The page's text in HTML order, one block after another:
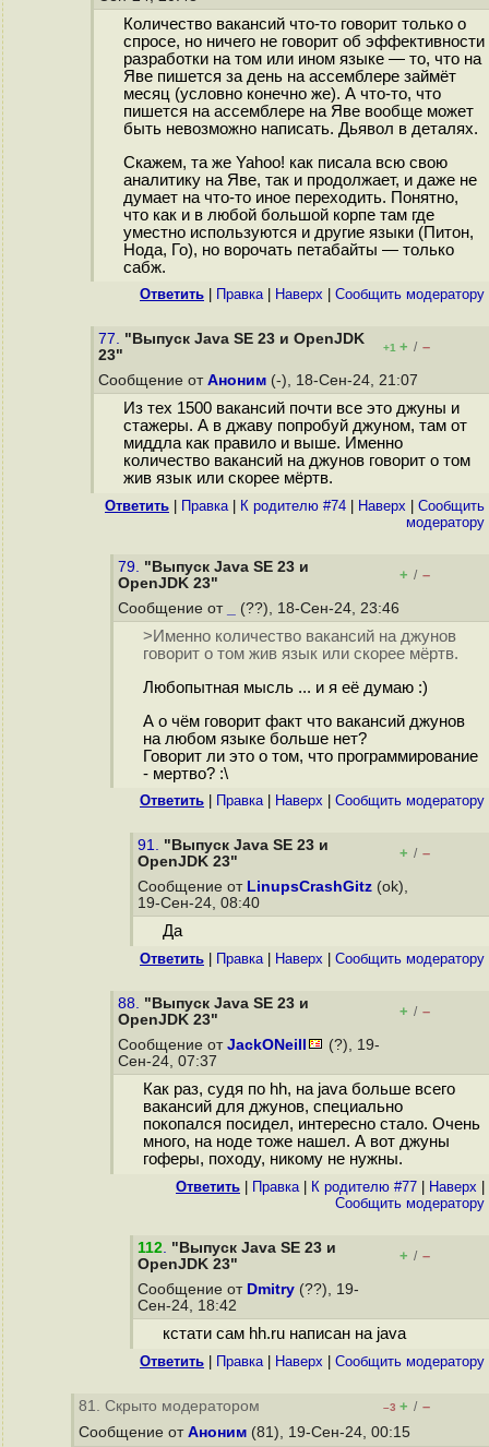
Количество вакансий что-то говорит только о
спросе, но ничего не говорит об эффективности
разработки на том или ином языке — то, что на
Яве пишется за день на ассемблере займёт
месяц (условно конечно же). А что-то, что
пишется на ассемблере на Яве вообще может
быть невозможно написать. Дьявол в деталях.
Скажем, та же Yahoo! как писала всю свою
аналитику на Яве, так и продолжает, и даже не
думает на что-то иное переходить. Понятно,
что как и в любой большой корпе там где
уместно используются и другие языки (Питон,
Нода, Го), но ворочать петабайты — только
сабж.
Ответить Правка| Наверх Cообщить модератору
77. "Выпуск Java SE 23 и OpenJDK
23"
+1 + / –
Сообщение от Аноним (-), 18-Сен-24, 21:07
Из тех 1500 вакансий почти все это джуны и
стажеры. А в джаву попробуй джуном, там от
миддла как правило и выше. Именно
количество вакансий на джунов говорит о том
жив язык или скорее мёртв.
Ответить Правка| К родителю #74 Наверх
Cообщить
модератору
79. "Выпуск Java SE 23 и
OpenJDK 23"
+ / –
Сообщение от (??), 18-Сен-24, 23:46
>Именно количество вакансий на джунов
говорит о том жив язык или скорее мёртв.
Любопытная мысль ... и я её думаю :)
А о чём говорит факт что вакансий джунов
на любом языке больше нет?
Говорит ли это о том, что программирование
- мертво? :\
Ответить Правка| Наверх Cообщить модератору
91. "Выпуск Java SE 23 и
OpenJDK 23"
+ / –
Сообщение от LinupsCrashGitz (ok),
19-Сен-24, 08:40
Да
Ответить Правка| Наверх Cообщить модератору
88. "Выпуск Java SE 23 и
OpenJDK 23"
+ / –
Сообщение от JackONeill
(?), 19-
Сен-24, 07:37
Как раз, судя по hh, на java больше всего
вакансий для джунов, специально
покопался посидел, интересно стало. Очень
много, на ноде тоже нашел. А вот джуны
гоферы, походу, никому не нужны.
Ответить Правка| К родителю #77 Наверх
Cообщить модератору
112. "Выпуск Java SE 23 и
OpenJDK 23"
+ / –
Сообщение от Dmitry (??), 19-
Сен-24, 18:42
кстати сам hh.ru написан на java
Ответить Правка| Наверх Cообщить модератору
81. Скрыто модератором –3 + / –
Сообщение от Аноним (81), 19-Сен-24, 00:15